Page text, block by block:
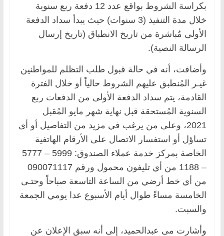
بكراسة الشروط بواقع عدد 12 دفعة ربع سنوية
خلال مدة التنفيذ (3 سنوات) حيث يبدأ سداد الدفعة
الأولى مُباشرة من تاريخ الانطباق (تاريخ إرسال
الرسالة النصية).
وأضافت، أنه في حالة قبول طلب التظلم للمواطنين
غيـر المُنطبق عليهم الشروط حالياً أو خلال الفترة
القادمة، يتم سداد الدفعة الأولى من الدفعات ربع
السنوية المُستحقة قبل نهاية شهر مايو المُقبل
2021، وعلى من يرغب في مزيد من التفاصيل أو أى
تساؤل أو استفسار الاتصال على الأرقام الهاتفية
الخاصة بمركز خدمة عملاء الصندوق: 5999 – 5777
– 1188 من أي تليفون محمول ورقم 090071117
من أي خط أرضي من الساعة التاسعة صباحاً وحتـى
الخامسة مساءً طوال أيام الأسبوع عدا يومي الجمعة
والسبت.
وأشارت مى عبدالحميد، إلى أنه سبق الإعلان عن